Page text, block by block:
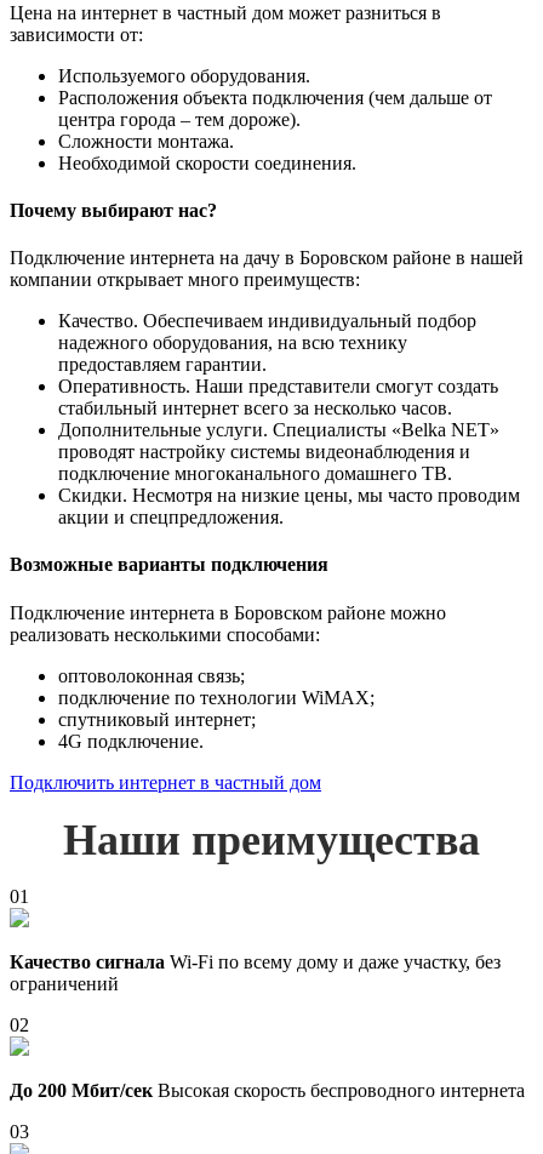
Цена на интернет в частный дом может разниться в
зависимости от:
Используемого оборудования.
Расположения объекта подключения (чем дальше от
центра города – тем дороже).
Сложности монтажа.
Необходимой скорости соединения.
Почему выбирают нас?
Подключение интернета на дачу в Боровском районе в нашей
компании открывает много преимуществ:
Качество. Обеспечиваем индивидуальный подбор
надежного оборудования, на всю технику
предоставляем гарантии.
Оперативность. Наши представители смогут создать
стабильный интернет всего за несколько часов.
Дополнительные услуги. Специалисты «Belka NET»
проводят настройку системы видеонаблюдения и
подключение многоканального домашнего ТВ.
Скидки. Несмотря на низкие цены, мы часто проводим
акции и спецпредложения.
Возможные варианты подключения
Подключение интернета в Боровском районе можно
реализовать несколькими способами:
оптоволоконная связь;
подключение по технологии WiMAX;
спутниковый интернет;
4G подключение.
Подключить интернет в частный дом
Наши преимущества
01
Качество сигнала Wi-Fi по всему дому и даже участку, без
ограничений
02
До 200 Мбит/сек Высокая скорость беспроводного интернета
03